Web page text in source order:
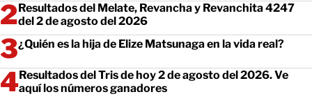
Resultados del Melate, Revancha y Revanchita 4247
del 2 de agosto del 2026
¿Quién es la hija de Elize Matsunaga en la vida real?
Resultados del Tris de hoy 2 de agosto del 2026. Ve
aquí los números ganadores